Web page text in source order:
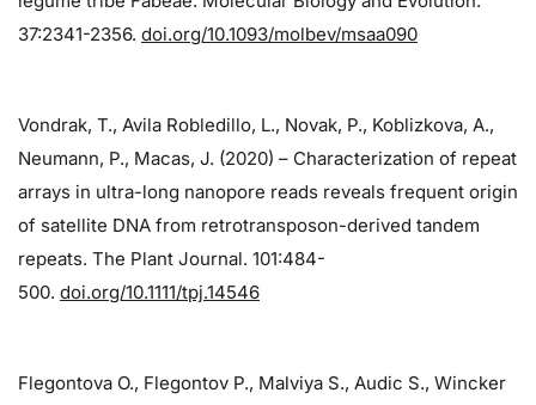
37:2341-2356. doi.org/10.1093/molbev/msaa090
Vondrak, T., Avila Robledillo, L., Novak, P., Koblizkova, A.,
Neumann, P., Macas, J. (2020) – Characterization of repeat
arrays in ultra-long nanopore reads reveals frequent origin
of satellite DNA from retrotransposon-derived tandem
repeats. The Plant Journal. 101:484-
500. doi.org/10.1111/tpj.14546
Flegontova O., Flegontov P., Malviya S., Audic S., Wincker